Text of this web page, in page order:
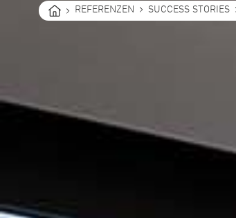
are
REFERENZEN SUCCESS STORIES